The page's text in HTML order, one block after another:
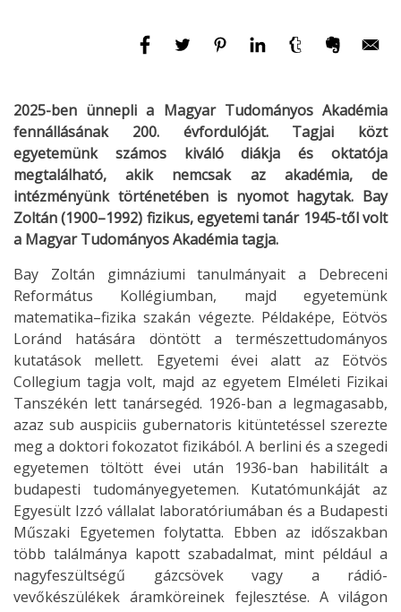
2025-ben ünnepli a Magyar Tudományos Akadémia
fennállásának 200. évfordulóját. Tagjai közt
egyetemünk számos kiváló diákja és oktatója
megtalálható, akik nemcsak az akadémia, de
intézményünk történetében is nyomot hagytak. Bay
Zoltán (1900–1992) fizikus, egyetemi tanár 1945-től volt
a Magyar Tudományos Akadémia tagja.
Bay Zoltán gimnáziumi tanulmányait a Debreceni
Református Kollégiumban, majd egyetemünk
matematika–fizika szakán végezte. Példaképe, Eötvös
Loránd hatására döntött a természettudományos
kutatások mellett. Egyetemi évei alatt az Eötvös
Collegium tagja volt, majd az egyetem Elméleti Fizikai
Tanszékén lett tanársegéd. 1926-ban a legmagasabb,
azaz sub auspiciis gubernatoris kitüntetéssel szerezte
meg a doktori fokozatot fizikából. A berlini és a szegedi
egyetemen töltött évei után 1936-ban habilitált a
budapesti tudományegyetemen. Kutatómunkáját az
Egyesült Izzó vállalat laboratóriumában és a Budapesti
Műszaki Egyetemen folytatta. Ebben az időszakban
több találmánya kapott szabadalmat, mint például a
nagyfeszültségű gázcsövek vagy a rádió-
vevőkészülékek áramköreinek fejlesztése. A világon